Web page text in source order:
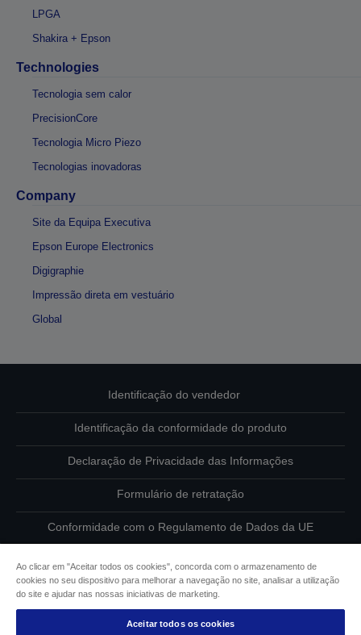
LPGA
Shakira + Epson
Technologies
Tecnologia sem calor
PrecisionCore
Tecnologia Micro Piezo
Tecnologias inovadoras
Company
Site da Equipa Executiva
Epson Europe Electronics
Digigraphie
Impressão direta em vestuário
Global
Identificação do vendedor
Identificação da conformidade do produto
Declaração de Privacidade das Informações
Formulário de retratação
Conformidade com o Regulamento de Dados da UE
Informações sobre cookies
Compromisso da Epson para com a acessibilidade
Ao clicar em "Aceitar todos os cookies", concorda com o armazenamento de
cookies no seu dispositivo para melhorar a navegação no site, analisar a utilização
do site e ajudar nas nossas iniciativas de marketing.
Aceitar todos os cookies